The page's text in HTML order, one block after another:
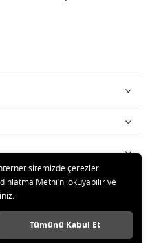
ÜRÜNLERİ Tüm hakları
sitemizde çerezler
Metni’ni okuyabilir ve
Tümünü Kabul Et